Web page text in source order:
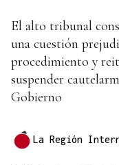
El alto tribunal
una cuestión
procedimiento y
suspender
Gobierno
La Región